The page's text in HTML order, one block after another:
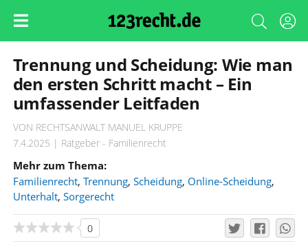
Trennung und Scheidung: Wie man
den ersten Schritt macht – Ein
umfassender Leitfaden
VON RECHTSANWALT MANUEL KRUPPE
7.4.2025 | Ratgeber - Familienrecht
Mehr zum Thema:
Familienrecht, Trennung, Scheidung, Online-Scheidung,
Unterhalt, Sorgerecht
0